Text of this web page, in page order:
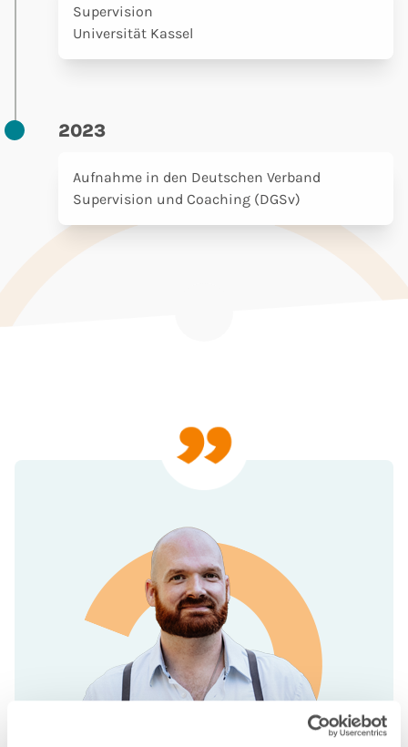
Supervision
Universität Kassel
2023
Aufnahme in den Deutschen Verband
Supervision und Coaching (DGSv)